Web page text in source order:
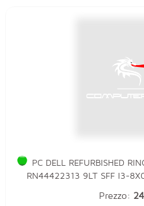
PC DELL REFURBISHED
RN44422313 9LT SFF I3-
Prezzo: